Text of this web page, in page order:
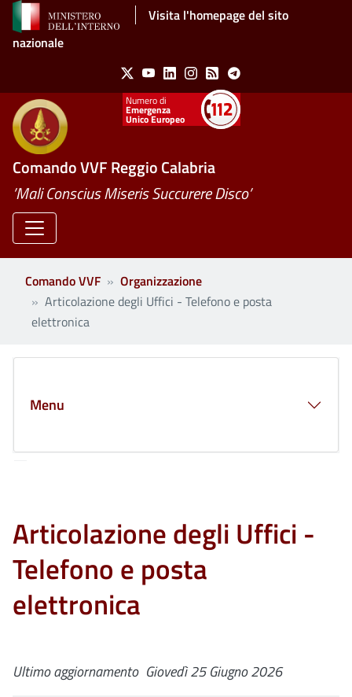
Salta al contenuto principaleVisita l'homepage del sito
nazionale
Social Menu
X YoutubeLinkedinInstagram
Feed Telegram
Emergenza
Unico Europeo
Comando VVF Reggio Calabria
’Mali Conscius Miseris Succurere Disco’
Comando VVF
Organizzazione
Articolazione degli Uffici - Telefono e posta
elettronica
Articolazione degli Uffici -
Telefono e posta
elettronica
Ultimo aggiornamento Giovedì 25 Giugno 2026
Menu